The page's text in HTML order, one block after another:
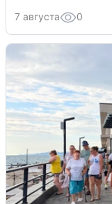
7 августа 0